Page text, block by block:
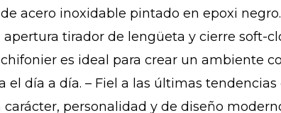
acero inoxidable pintado en epoxi
tirador de lengüeta y cierre soft-
chifonier es ideal para crear un ambiente
día a día. – Fiel a las últimas
personalidad y de diseño